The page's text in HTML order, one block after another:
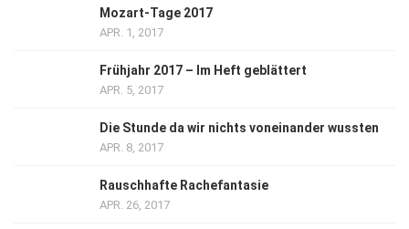
Mozart-Tage 2017
APR. 1, 2017
Frühjahr 2017 – Im Heft geblättert
APR. 5, 2017
Die Stunde da wir nichts voneinander wussten
APR. 8, 2017
Rauschhafte Rachefantasie
APR. 26, 2017